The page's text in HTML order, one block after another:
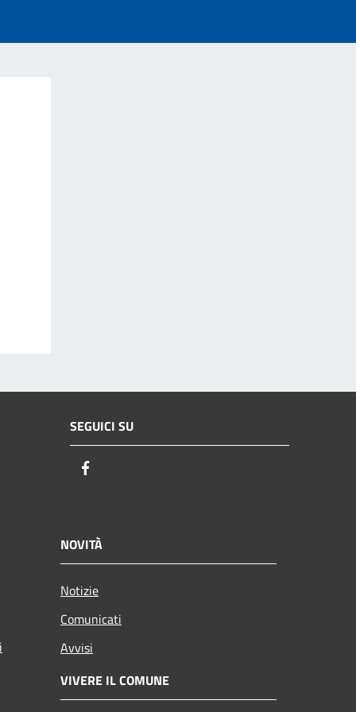
SEGUICI SU
NOVITÀ
Notizie
Comunicati
Avvisi
VIVERE IL COMUNE